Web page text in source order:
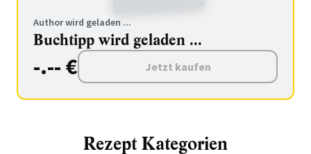
Author wird geladen ...
Buchtipp wird geladen ...
-.-- € Jetzt kaufen
Rezept Kategorien